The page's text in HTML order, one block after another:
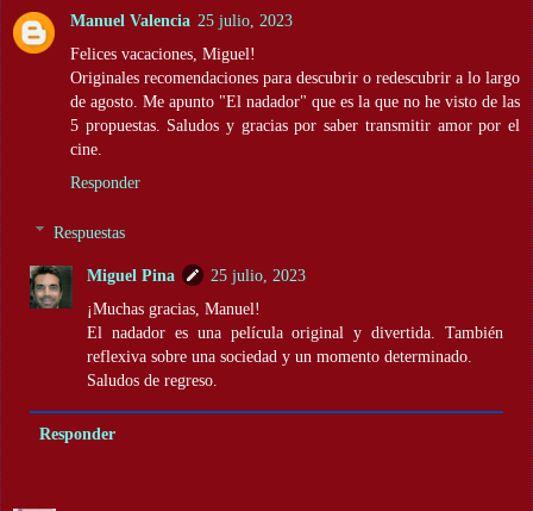
Manuel Valencia 25 julio, 2023
Felices vacaciones, Miguel!
Originales recomendaciones para descubrir o redescubrir a lo largo
de agosto. Me apunto "El nadador" que es la que no he visto de las
5 propuestas. Saludos y gracias por saber transmitir amor por el
cine.
Responder
Respuestas
Miguel Pina
25 julio, 2023
¡Muchas gracias, Manuel!
El nadador es una película original y divertida. También
reflexiva sobre una sociedad y un momento determinado.
Saludos de regreso.
Responder